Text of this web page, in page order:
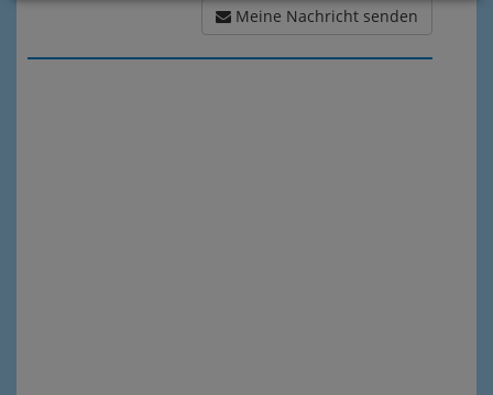
Meine Nachricht senden